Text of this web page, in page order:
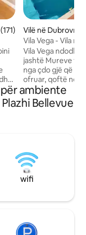
mesatar 4,89 nga 5,
Vilë në Dubrovnik
Vila Vega - Vila
pishinë
Vila Vega
jashtë Mureve të
nga çdo gjë që
ofruar, qoftë
Qytetin e Vjetër
të shumta ose në
Mesdheut dhe
pamje mahnitëse
historik. Vizitorët mund të relaksohen në
kopsht, të
barbekju dhe një
shezlongë dielli. Ambientet e
një tharëse.
ambiente
Bellevue
wifi